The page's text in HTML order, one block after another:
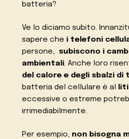
batteria?
Ve lo diciamo subito.
sapere che i telefoni
persone,
subiscono i
ambientali. Anche loro
del calore e degli sbalzi di
batteria del cellulare è al
eccessive o estreme
irrimediabilmente.
Per esempio, non bisogna